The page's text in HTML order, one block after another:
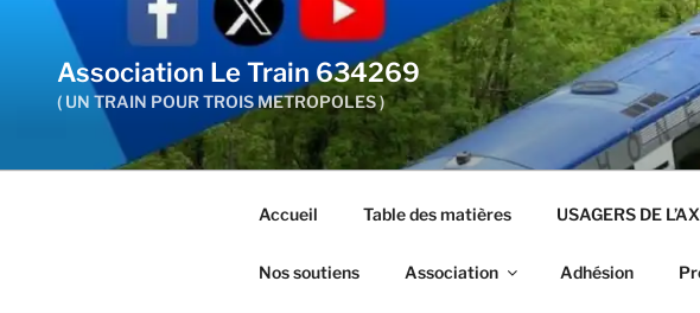
contenu
principal
Association Le Train 634269
( UN TRAIN POUR TROIS METROPOLES )
Accueil Table des matières USAGERS DE
Nos soutiens Association Adhésion